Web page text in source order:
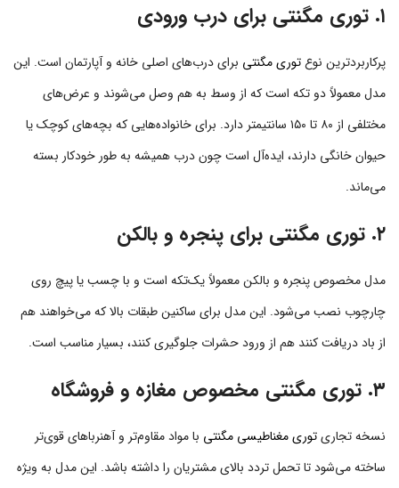
۱. توری مگنتی برای درب ورودی
پرکاربردترین نوعتوری مگنتی برای درب‌های اصلی خانه و آپارتمان است. این
مدل معمولاً دو تکه است که از وسط به هم وصل می‌شوند و عرض‌های
مختلفی از ۸۰ تا ۱۵۰ سانتیمتر دارد. برای خانواده‌هایی که بچه‌های کوچک یا
حیوان خانگی دارند، ایده‌آل است چون درب همیشه به طور خودکار بسته
می‌ماند.
۲. توری مگنتی برای پنجره و بالکن
مدل مخصوص پنجره و بالکن معمولاً یک‌تکه است و با چسب یا پیچ روی
چارچوب نصب می‌شود. این مدل برای ساکنین طبقات بالا که می‌خواهند هم
از باد دریافت کنند هم از ورود حشرات جلوگیری کنند، بسیار مناسب است.
۳. توری مگنتی مخصوص مغازه و فروشگاه
نسخه تجاریتوری مغناطیسی مگنتی با مواد مقاوم‌تر و آهنرباهای قوی‌تر
ساخته می‌شود تا تحمل تردد بالای مشتریان را داشته باشد. این مدل به ویژه